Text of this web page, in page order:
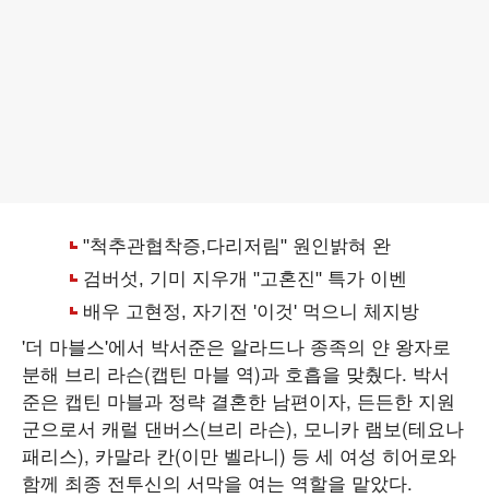
'더 마블스'에서 박서준은 알라드나 종족의 얀 왕자로
분해 브리 라슨(캡틴 마블 역)과 호흡을 맞췄다. 박서
준은 캡틴 마블과 정략 결혼한 남편이자, 든든한 지원
군으로서 캐럴 댄버스(브리 라슨), 모니카 램보(테요나
패리스), 카말라 칸(이만 벨라니) 등 세 여성 히어로와
함께 최종 전투신의 서막을 여는 역할을 맡았다.